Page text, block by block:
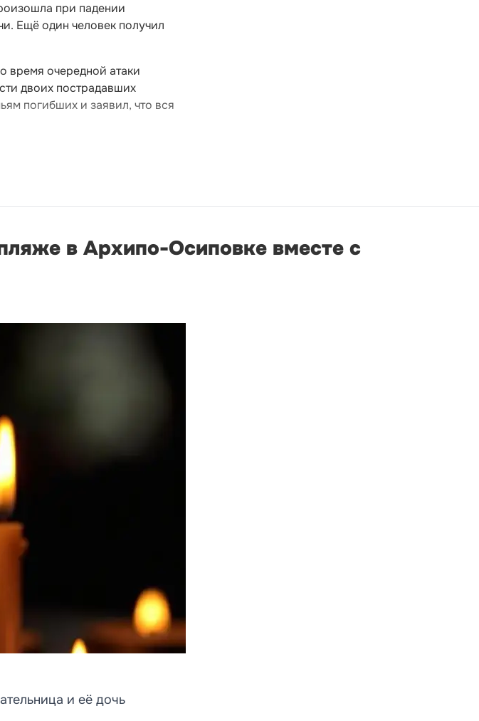
при падении
Ещё один человек получил
время очередной атаки
двоих пострадавших
погибших и заявил, что вся
в Архипо-Осиповке вместе с
и её дочь